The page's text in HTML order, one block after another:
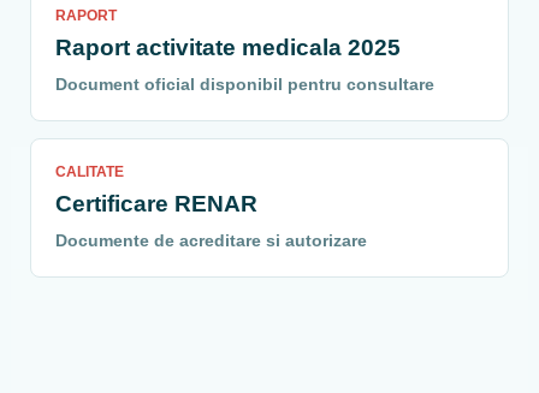
RAPORT
Raport activitate medicala 2025
Document oficial disponibil pentru consultare
CALITATE
Certificare RENAR
Documente de acreditare si autorizare